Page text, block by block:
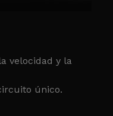
velocidad y la
único.